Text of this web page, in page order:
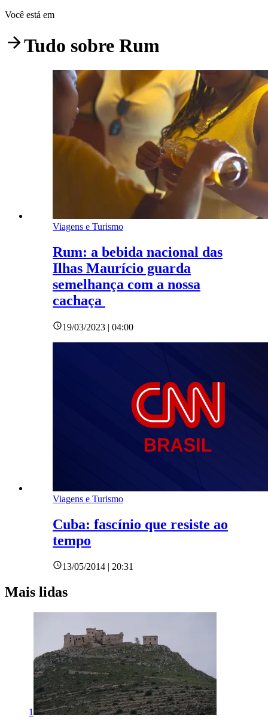
Você está em
Tudo sobre Rum
Viagens e Turismo
Rum: a bebida nacional das
Ilhas Maurício guarda
semelhança com a nossa
cachaça
19/03/2023 | 04:00
Viagens e Turismo
Cuba: fascínio que resiste ao
tempo
13/05/2014 | 20:31
Mais lidas
1